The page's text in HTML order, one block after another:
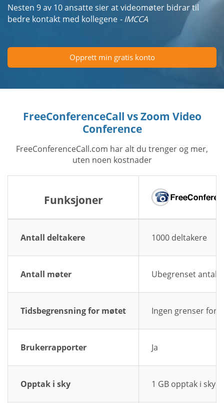
Nesten 9 av 10 ansatte sier at videomøter bidrar til
bedre kontakt med kollegene - IMCCA
Opprett min gratis konto
FreeConferenceCall vs Zoom Video
Conference
FreeConferenceCall.com har alt du trenger og mer,
uten noen kostnader
Funksjoner
Antall deltakere 1000 deltakere
Antall møter Ubegrenset antall
Tidsbegrensning for møtet Ingen grenser for
Brukerrapporter Ja
Opptak i sky 1 GB opptak i sky